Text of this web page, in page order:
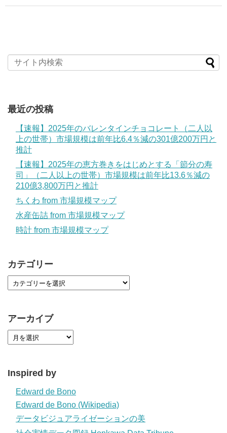
最近の投稿
【速報】2025年のバレンタインチョコレート（二人以
上の世帯）市場規模は前年比6.4％減の301億200万円と
推計
【速報】2025年の恵方巻きをはじめとする「節分の寿
司」（二人以上の世帯）市場規模は前年比13.6％減の
210億3,800万円と推計
ちくわ from 市場規模マップ
水産缶詰 from 市場規模マップ
時計 from 市場規模マップ
カテゴリー
アーカイブ
Inspired by
Edward de Bono
Edward de Bono (Wikipedia)
データビジュアライゼーションの美